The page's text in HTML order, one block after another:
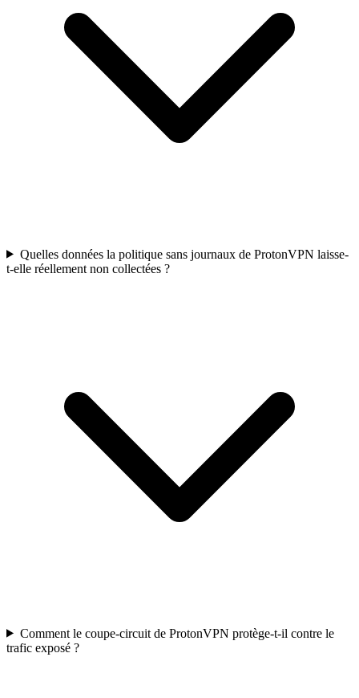
Quelles données la politique sans journaux de ProtonVPN laisse-
t-elle réellement non collectées ?
Comment le coupe-circuit de ProtonVPN protège-t-il contre le
trafic exposé ?